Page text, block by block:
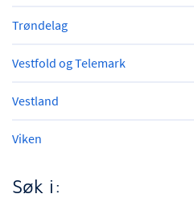
Trøndelag
Vestfold og Telemark
Vestland
Viken
Søk i: